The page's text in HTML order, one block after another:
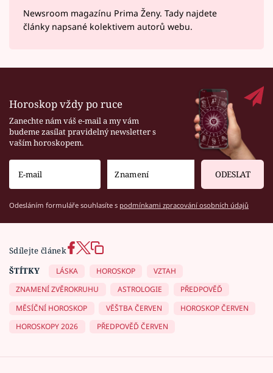
Newsroom magazínu Prima Ženy. Tady najdete
články napsané kolektivem autorů webu.
Horoskop vždy po ruce
Zanechte nám váš e-mail a my vám
budeme zasílat pravidelný newsletter s
vaším horoskopem.
ODESLAT
Odesláním formuláře souhlasíte s podmínkami zpracování osobních údajů
Sdílejte článek
ŠTÍTKY
LÁSKA HOROSKOP
VZTAH
ZNAMENÍ ZVĚROKRUHU
ASTROLOGIE
PŘEDPOVĚĎ
MĚSÍČNÍ HOROSKOP
VĚŠTBA ČERVEN
HOROSKOP ČERVEN
HOROSKOPY 2026
PŘEDPOVĚĎ ČERVEN